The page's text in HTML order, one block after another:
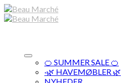
Skip
to
🍊 SUMMER SALE 🍊
·🌿 HAVEMØBLER 🌿